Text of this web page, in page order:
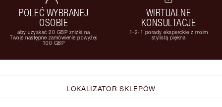
POLEĆ WYBRANEJ
OSOBIE
aby uzyskać 20 GBP zniżki na
Twoje następne zamówienie powyżej
100 GBP
WIRTUALNE
KONSULTACJE
1-2-1 porady eksperckie z moim
stylistą piękna
LOKALIZATOR SKLEPÓW